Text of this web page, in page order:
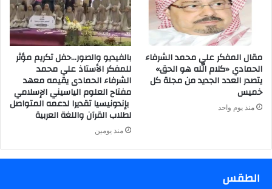
مقال المفكر علي محمد الشرفاء
الحمادي «كلام الله هو الحق»
يتصدر العدد الجديد من مجلة كل
خميس
منذ يوم واحد
بالفيديو والصور…حفل تكريم مؤثر
للمفكر الأستاذ علي محمد
الشرفاء الحمادى يقيمه معهد
مفتاح العلوم الياسيني الإسلامي
بإندونيسيا تقديرا لدعمه المتواصل
لطلاب القرآن واللغة العربية
منذ يومين
الطقس